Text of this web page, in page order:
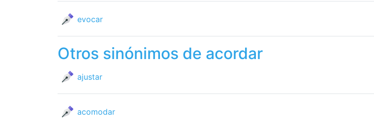
evocar
Otros sinónimos de acordar
ajustar
acomodar